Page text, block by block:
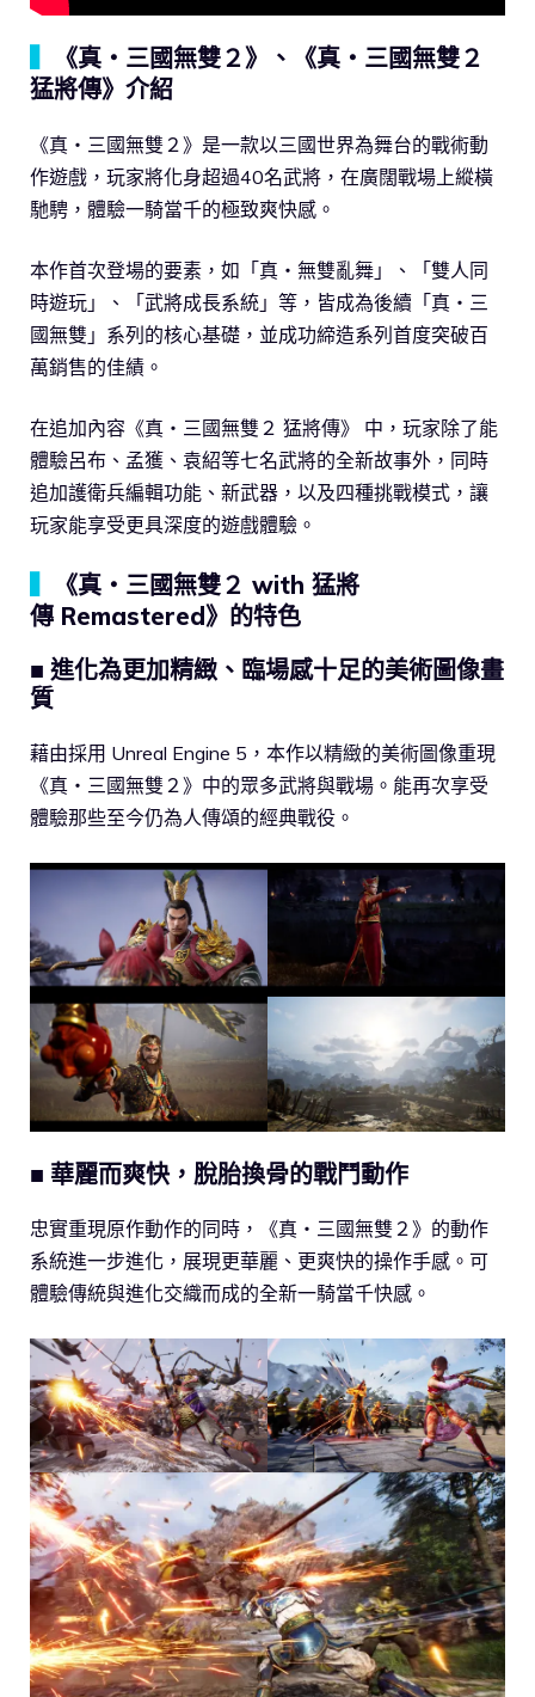
《真・三國無雙２》、《真・三國無雙２
猛將傳》介紹
《真・三國無雙２》是一款以三國世界為舞台的戰術動
作遊戲，玩家將化身超過40名武將，在廣闊戰場上縱橫
馳騁，體驗一騎當千的極致爽快感。
本作首次登場的要素，如「真・無雙亂舞」、「雙人同
時遊玩」、「武將成長系統」等，皆成為後續「真・三
國無雙」系列的核心基礎，並成功締造系列首度突破百
萬銷售的佳績。
在追加內容《真・三國無雙２ 猛將傳》 中，玩家除了能
體驗呂布、孟獲、袁紹等七名武將的全新故事外，同時
追加護衛兵編輯功能、新武器，以及四種挑戰模式，讓
玩家能享受更具深度的遊戲體驗。
《真・三國無雙２ with 猛將
傳 Remastered》的特色
■ 進化為更加精緻、臨場感十足的美術圖像畫
質
藉由採用 Unreal Engine 5，本作以精緻的美術圖像重現
《真・三國無雙２》中的眾多武將與戰場。能再次享受
體驗那些至今仍為人傳頌的經典戰役。
■ 華麗而爽快，脫胎換骨的戰鬥動作
忠實重現原作動作的同時，《真・三國無雙２》的動作
系統進一步進化，展現更華麗、更爽快的操作手感。可
體驗傳統與進化交織而成的全新一騎當千快感。